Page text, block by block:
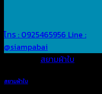
โทร : 0925465956 Line :
@siampabai
สยามผ้าใบ
สยามผ้าใบ